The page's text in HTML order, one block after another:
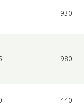
930
980
440